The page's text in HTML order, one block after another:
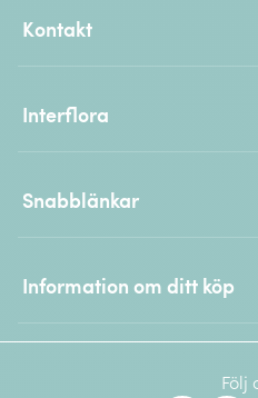
Kontakt
Interflora
Snabblänkar
Information om ditt köp
Följ